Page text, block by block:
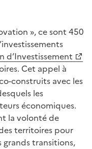
», ce sont 450
d’Investissement
Cet appel à
construits avec les
les
économiques.
la volonté de
territoires pour
grands transitions,